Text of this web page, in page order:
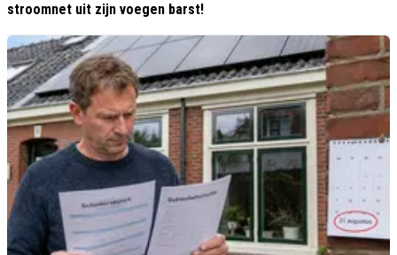
stroomnet uit zijn voegen barst!